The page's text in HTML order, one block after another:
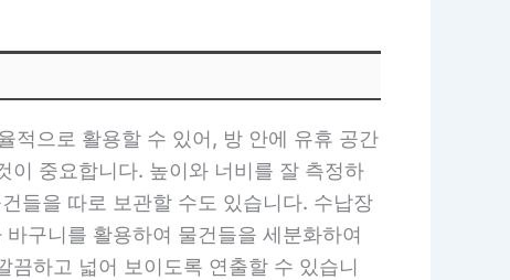
적으로 활용할 수 있어, 방 안에 유휴 공간
이 중요합니다. 높이와 너비를 잘 측정하
들을 따로 보관할 수도 있습니다. 수납장
구니를 활용하여 물건들을 세분화하여
하고 넓어 보이도록 연출할 수 있습니